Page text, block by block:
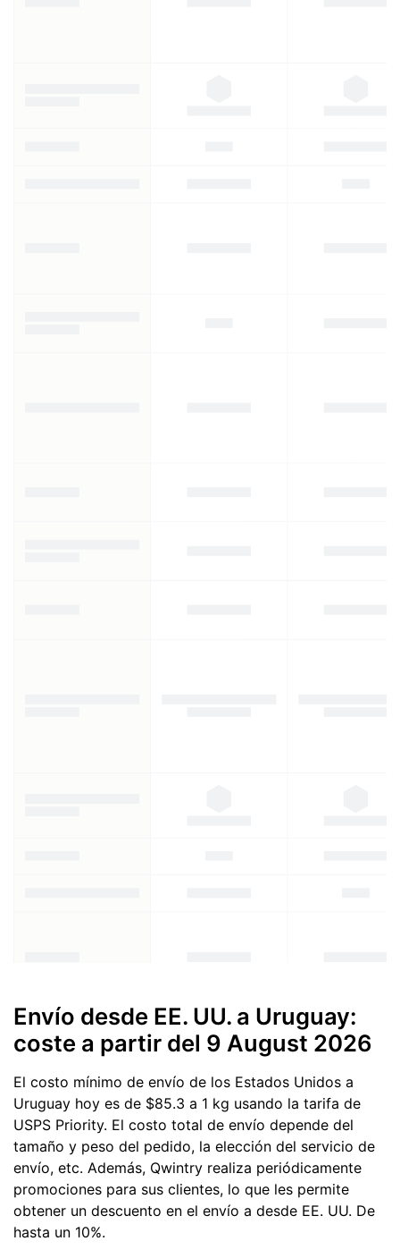
Envío desde EE. UU. a Uruguay:
coste a partir del 9 August 2026
El costo mínimo de envío de los Estados Unidos a
Uruguay hoy es de $85.3 a 1 kg usando la tarifa de
USPS Priority. El costo total de envío depende del
tamaño y peso del pedido, la elección del servicio de
envío, etc. Además, Qwintry realiza periódicamente
promociones para sus clientes, lo que les permite
obtener un descuento en el envío a desde EE. UU. De
hasta un 10%.